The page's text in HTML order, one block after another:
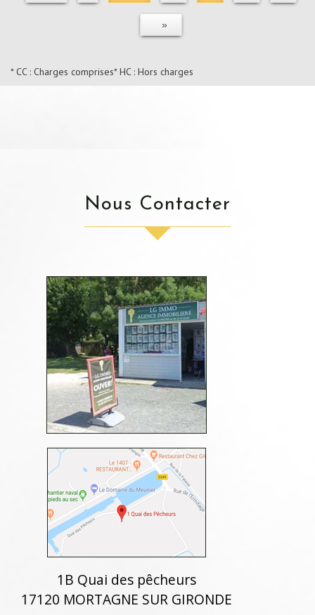
»
* CC : Charges comprises* HC : Hors charges
Nous Contacter
1B Quai des pêcheurs
17120 MORTAGNE SUR GIRONDE